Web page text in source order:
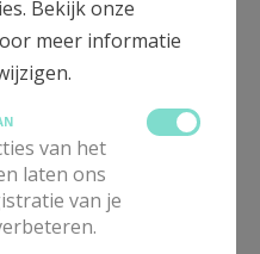
16.00 u.: open huis
Er zal koffie, thee en
zijn, mensen voor
willen jou graag leren
toegewijd door jou
harte welkom. Bel
Bekijk onze
meer informatie
van het
laten ons
van je